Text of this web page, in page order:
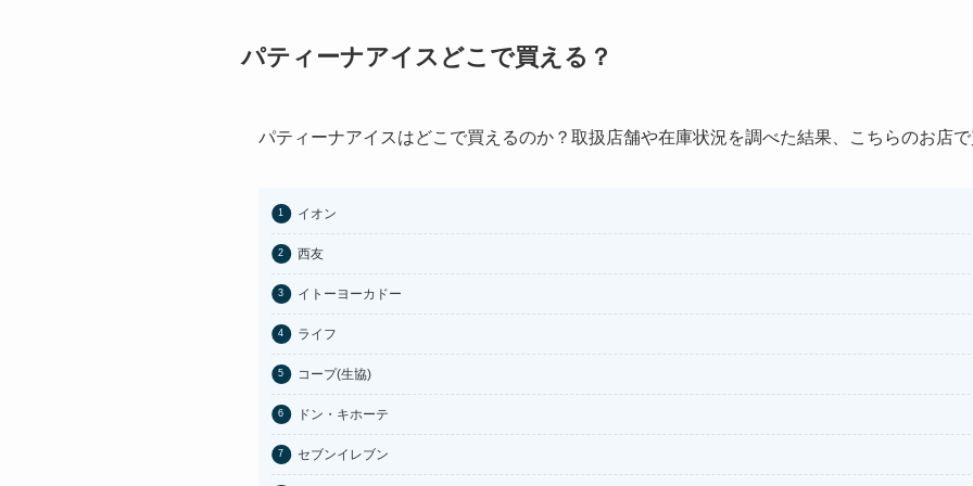
パティーナアイスどこで買える？
パティーナアイスはどこで買えるのか？取扱店舗や在庫状況を調べた結果、こちらのお店
イオン
西友
イトーヨーカドー
ライフ
コープ(生協)
ドン・キホーテ
セブンイレブン